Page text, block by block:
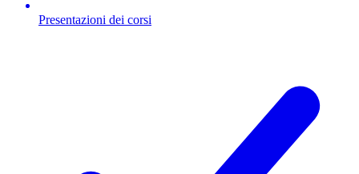
Presentazioni dei corsi